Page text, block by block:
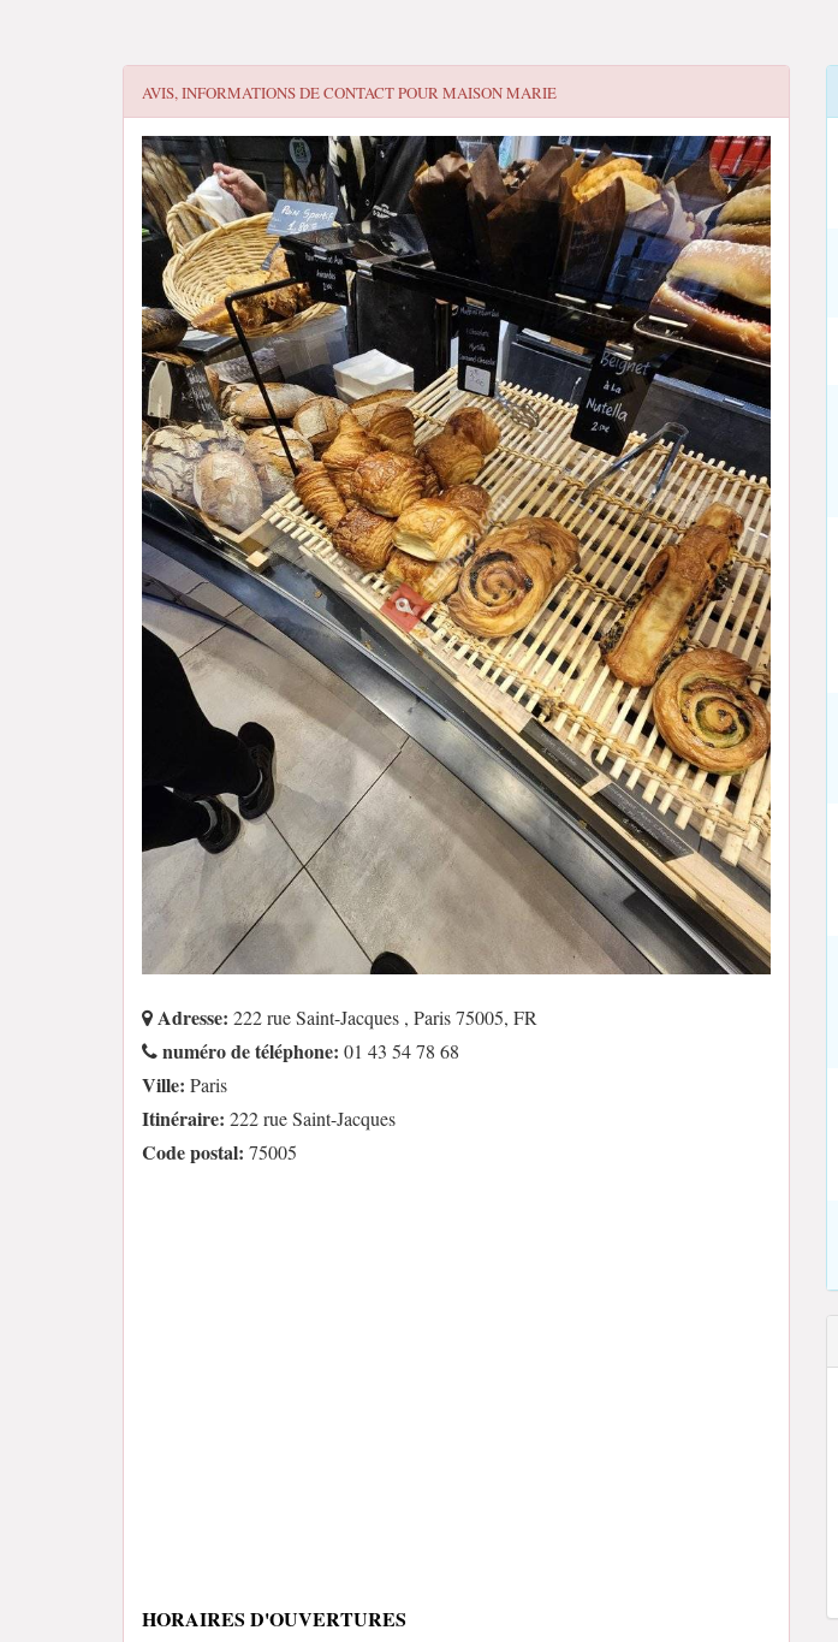
AVIS, INFORMATIONS DE CONTACT POURMAISON MARIE
Adresse: 222 rue Saint-Jacques , Paris 75005, FR
numéro de téléphone: 01 43 54 78 68
Ville: Paris
Itinéraire: 222 rue Saint-Jacques
Code postal: 75005
HORAIRES D'OUVERTURES